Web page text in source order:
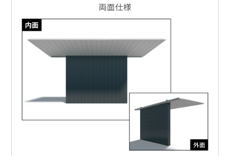
両面仕様